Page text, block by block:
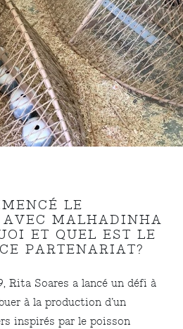
LE
AVEC MALHADINHA
ET QUEL EST LE
PARTENARIAT?
Rita Soares a lancé un défi à
à la production d’un
inspirés par le poisson